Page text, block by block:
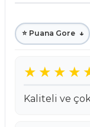
⭐ Puana Gore ↓
Kaliteli ve